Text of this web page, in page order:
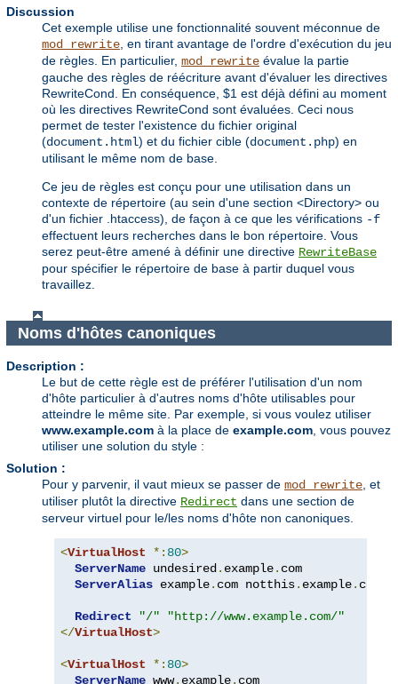
Discussion
Cet exemple utilise une fonctionnalité souvent méconnue de
mod_rewrite , en tirant avantage de l'ordre d'exécution du jeu
de règles. En particulier, mod_rewrite évalue la partie
gauche des règles de réécriture avant d'évaluer les directives
RewriteCond. En conséquence, $1 est déjà défini au moment
où les directives RewriteCond sont évaluées. Ceci nous
permet de tester l'existence du fichier original
(document.html) et du fichier cible (document.php) en
utilisant le même nom de base.
Ce jeu de règles est conçu pour une utilisation dans un
contexte de répertoire (au sein d'une section <Directory> ou
d'un fichier .htaccess), de façon à ce que les vérifications -f
effectuent leurs recherches dans le bon répertoire. Vous
serez peut-être amené à définir une directive RewriteBase
pour spécifier le répertoire de base à partir duquel vous
travaillez.
Noms d'hôtes canoniques
Description :
Le but de cette règle est de préférer l'utilisation d'un nom
d'hôte particulier à d'autres noms d'hôte utilisables pour
atteindre le même site. Par exemple, si vous voulez utiliser
www.example.com à la place de example.com , vous pouvez
utiliser une solution du style :
Solution :
Pour y parvenir, il vaut mieux se passer de mod_rewrite , et
utiliser plutôt la directive Redirect dans une section de
serveur virtuel pour le/les noms d'hôte non canoniques.
<VirtualHost *: 80>
ServerName undesired . example. com
ServerAlias example. com notthis. example. com
Redirect "/"
"http://www.example.com/"
</VirtualHost>
<VirtualHost *: 80>
ServerName www. example.